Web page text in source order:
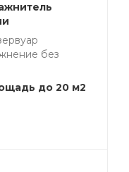
без
до 20 м2